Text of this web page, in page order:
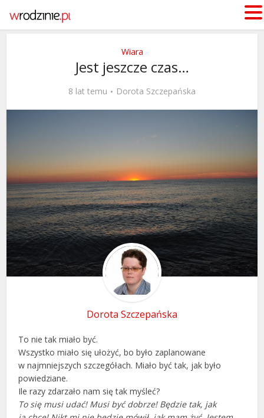
Wiara
Jest jeszcze czas…
8 lat temu Dorota Szczepańska
Dorota Szczepańska
To nie tak miało być.
Wszystko miało się ułożyć, bo było zaplanowane
w najmniejszych szczegółach. Miało być tak, jak było
powiedziane.
Ile razy zdarzało nam się tak myśleć?
To się musi udać! Musi być dobrze! Będzie tak, jak